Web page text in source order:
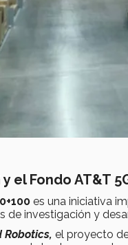
el Fondo AT&T
es una iniciativa
de investigación y
Robotics, el proyecto